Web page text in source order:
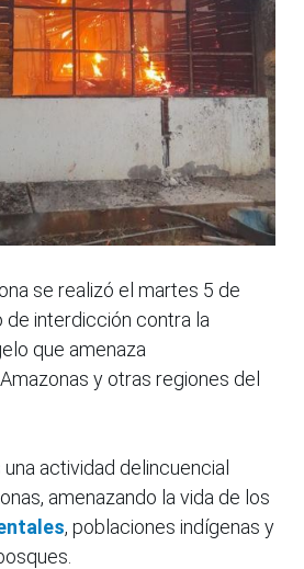
se realizó el martes 5 de
de interdicción contra la
que amenaza
y otras regiones del
actividad delincuencial
amenazando la vida de los
, poblaciones indígenas y